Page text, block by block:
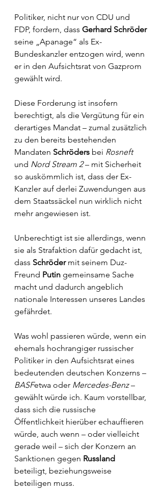
Politiker, nicht nur von CDU und
FDP, fordern, dass Gerhard Schröder
seine „Apanage“ als Ex-
Bundeskanzler entzogen wird, wenn
er in den Aufsichtsrat von Gazprom
gewählt wird.
Diese Forderung ist insofern
berechtigt, als die Vergütung für ein
derartiges Mandat – zumal zusätzlich
zu den bereits bestehenden
Mandaten Schröders bei Rosneft
und Nord Stream 2 – mit Sicherheit
so auskömmlich ist, dass der Ex-
Kanzler auf derlei Zuwendungen aus
dem Staatssäckel nun wirklich nicht
mehr angewiesen ist.
Unberechtigt ist sie allerdings, wenn
sie als Strafaktion dafür gedacht ist,
dass Schröder mit seinem Duz-
Freund Putin gemeinsame Sache
macht und dadurch angeblich
nationale Interessen unseres Landes
gefährdet.
Was wohl passieren würde, wenn ein
ehemals hochrangiger russischer
Politiker in den Aufsichtsrat eines
bedeutenden deutschen Konzerns –
BASFetwa oder Mercedes-Benz –
gewählt würde ich. Kaum vorstellbar,
dass sich die russische
Öffentlichkeit hierüber echauffieren
würde, auch wenn – oder vielleicht
gerade weil – sich der Konzern an
Sanktionen gegen Russland
beteiligt, beziehungsweise
beteiligen muss.